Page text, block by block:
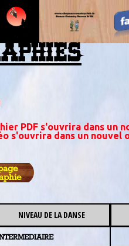
PDF s'ouvrira dans un
s'ouvrira dans un nouvel
NIVEAU DE LA DANSE